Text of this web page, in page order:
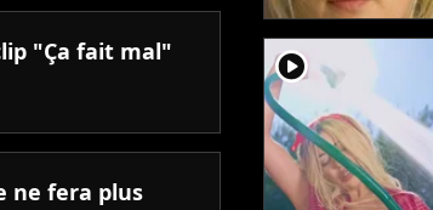
"Ça fait mal"
ne fera plus
player2